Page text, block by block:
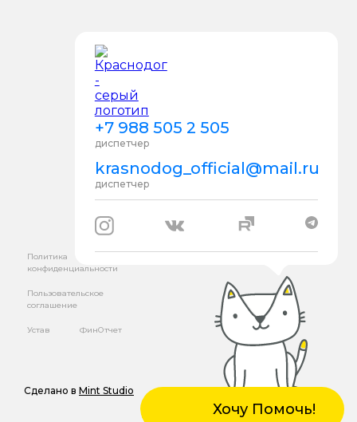
Хочу Помочь!
+7 988 505 2 505
диспетчер
krasnodog_official@mail.ru
диспетчер
Политика
конфиденциальности
Пользовательское
соглашение
Устав ФинОтчет
Сделано в Mint Studio